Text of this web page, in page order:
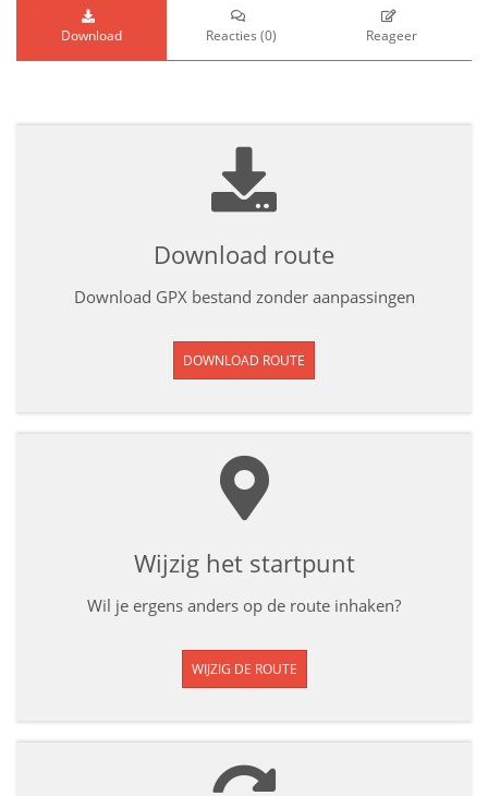
Download Reacties (0) Reageer
Download route
Download GPX bestand zonder aanpassingen
DOWNLOAD ROUTE
Wijzig het startpunt
Wil je ergens anders op de route inhaken?
WIJZIG DE ROUTE